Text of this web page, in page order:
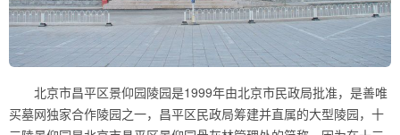
北京市昌平区景仰园陵园是1999年由北京市民政局批准，是善唯
买墓网独家合作陵园之一，昌平区民政局筹建并直属的大型陵园，十